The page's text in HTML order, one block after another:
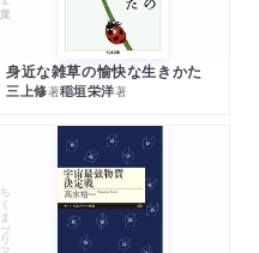
身近な雑草の愉快な生きかた
三上修著稲垣栄洋著
ちくまプリマー新書